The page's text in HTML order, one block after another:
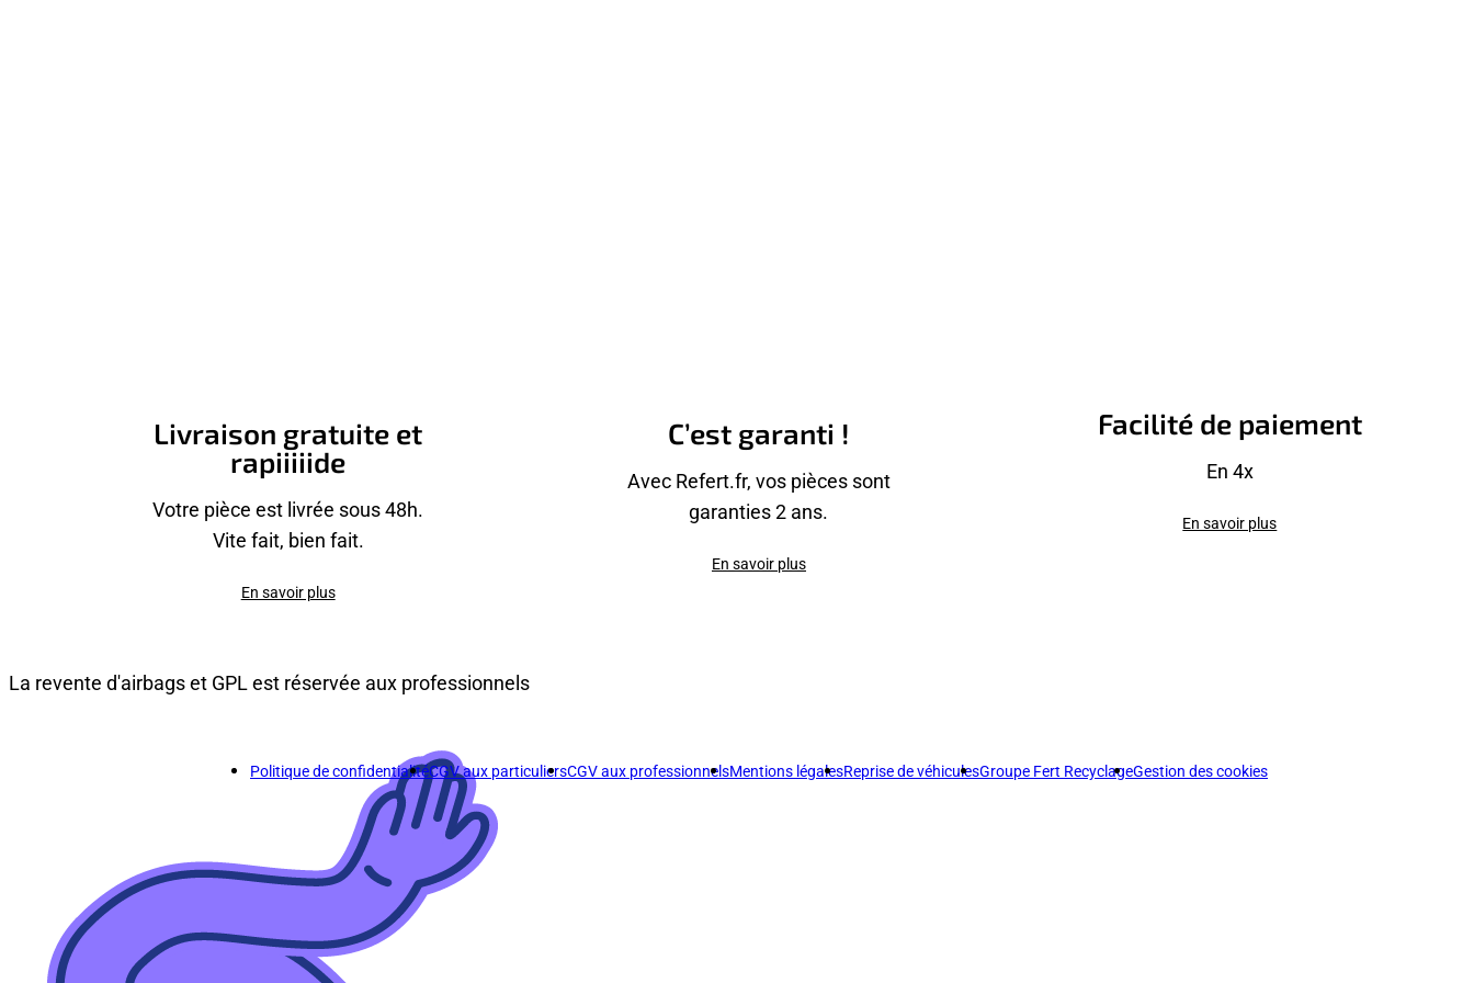
Livraison gratuite et
rapiiiiide
Votre pièce est livrée sous 48h.
Vite fait, bien fait.
En savoir plus
C’est garanti !
Avec Refert.fr, vos pièces sont
garanties 2 ans.
En savoir plus
Facilité de paiement
En 4x
En savoir plus
La revente d'airbags et GPL est réservée aux professionnels
Politique de confidentialitéCGV aux particuliersCGV aux professionnelsMentions légalesReprise de véhiculesGroupe Fert RecyclageGestion des cookies